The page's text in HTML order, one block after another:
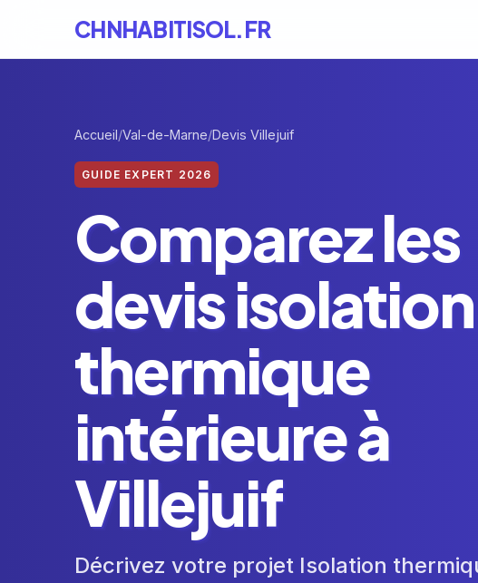
CHNHABITISOL.FR
Accueil Val-de-Marne Devis Villejuif
GUIDE EXPERT 2026
Comparez les
devis isolation
thermique
intérieure à
Villejuif
Décrivez votre projet Isolation